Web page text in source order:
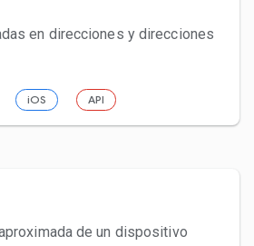
en direcciones y direcciones
iOS API
de un dispositivo